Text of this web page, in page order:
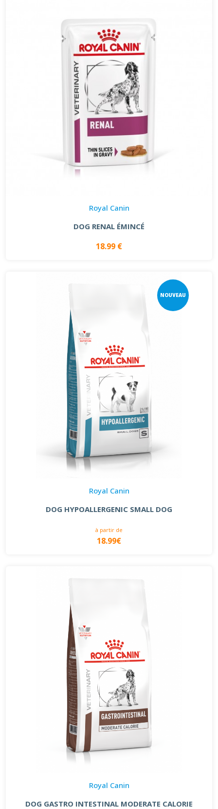
Royal Canin
DOG RENAL ÉMINCÉ
18.99 €
NOUVEAU
Royal Canin
DOG HYPOALLERGENIC SMALL DOG
à partir de
18.99€
Royal Canin
DOG GASTRO INTESTINAL MODERATE CALORIE